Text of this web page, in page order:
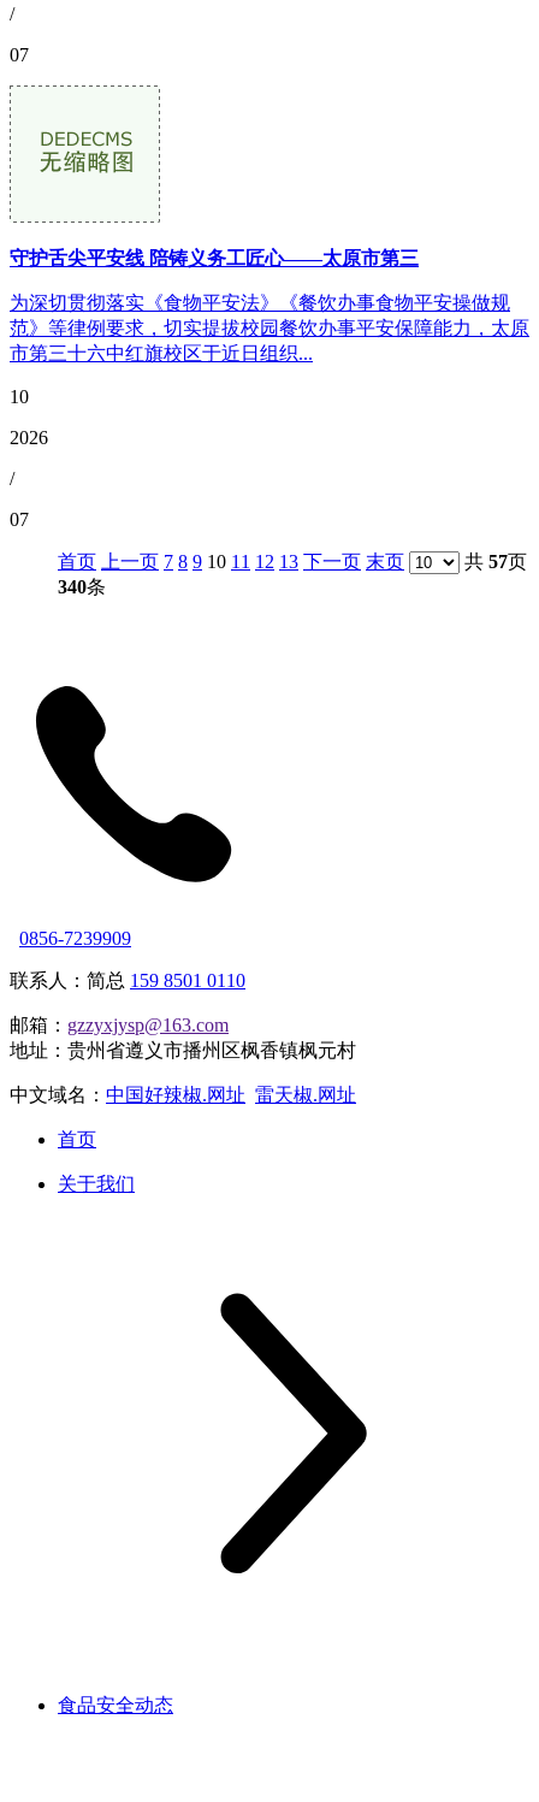
/
07
守护舌尖平安线 陪铸义务工匠心——太原市第三
为深切贯彻落实《食物平安法》《餐饮办事食物平安操做规
范》等律例要求，切实提拔校园餐饮办事平安保障能力，太原
市第三十六中红旗校区于近日组织...
10
2026
/
07
首页 上一页 7 8 9 10 11 12 13 下一页 末页 共 57页
340条
0856-7239909
联系人：简总 159 8501 0110
邮箱： gzzyxjysp@163.com
地址：贵州省遵义市播州区枫香镇枫元村
中文域名： 中国好辣椒.网址 雷天椒.网址
首页
关于我们
食品安全动态